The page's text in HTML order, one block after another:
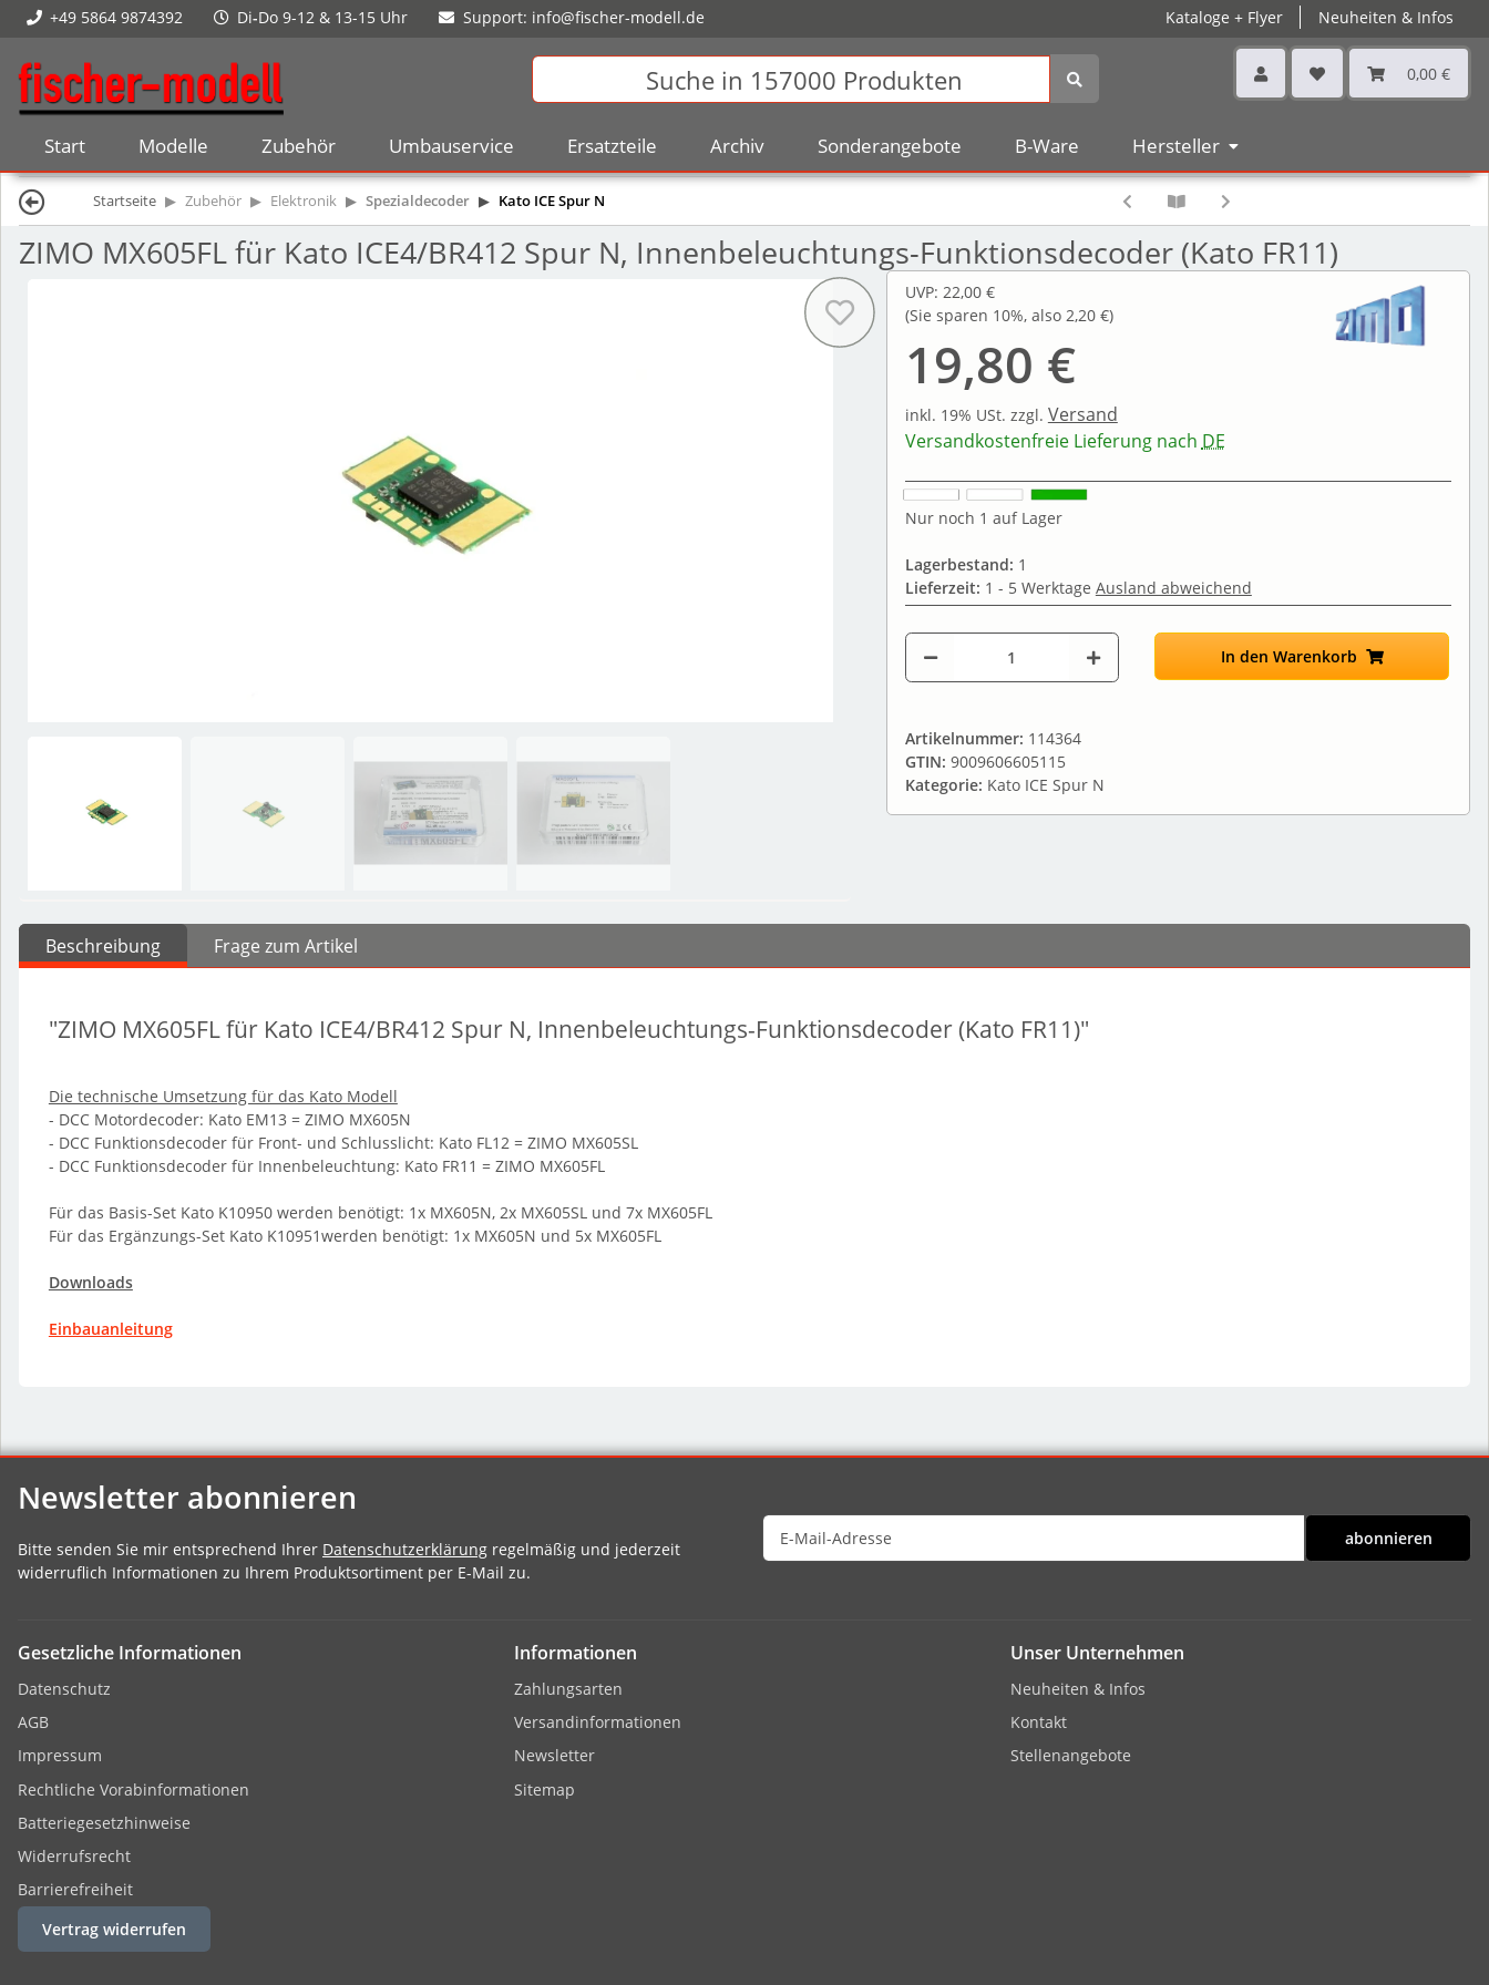
Kataloge + Flyer Neuheiten & Infos
+49 5864 9874392 Di-Do 9-12 & 13-15 Uhr Support: info@fischer-modell.de
0,00 €
Start Modelle Zubehör Umbauservice Ersatzteile Archiv Sonderangebote B-Ware Hersteller
Startseite Zubehör Elektronik Spezialdecoder Kato ICE Spur N
ZIMO MX605FL für Kato ICE4/BR412 Spur N, Innenbeleuchtungs-Funktionsdecoder (Kato FR11)
UVP: 22,00 €
(Sie sparen 10%, also 2,20 €)
19,80 €
inkl. 19% USt. zzgl. Versand
Versandkostenfreie Lieferung nach DE
Nur noch 1 auf Lager
Lagerbestand: 1
Lieferzeit: 1 - 5 Werktage Ausland abweichend
In den Warenkorb
Artikelnummer: 114364
GTIN: 9009606605115
Kategorie: Kato ICE Spur N
Beschreibung Frage zum Artikel
"ZIMO MX605FL für Kato ICE4/BR412 Spur N, Innenbeleuchtungs-Funktionsdecoder (Kato FR11)"
Die technische Umsetzung für das Kato Modell
- DCC Motordecoder: Kato EM13 = ZIMO MX605N
- DCC Funktionsdecoder für Front- und Schlusslicht: Kato FL12 = ZIMO MX605SL
- DCC Funktionsdecoder für Innenbeleuchtung: Kato FR11 = ZIMO MX605FL
Für das Basis-Set Kato K10950 werden benötigt: 1x MX605N, 2x MX605SL und 7x MX605FL
Für das Ergänzungs-Set Kato K10951werden benötigt: 1x MX605N und 5x MX605FL
Downloads
Einbauanleitung
Newsletter abonnieren
Bitte senden Sie mir entsprechend Ihrer Datenschutzerklärung regelmäßig und jederzeit
widerruflich Informationen zu Ihrem Produktsortiment per E-Mail zu.
abonnieren
Gesetzliche Informationen
Datenschutz
AGB
Impressum
Rechtliche Vorabinformationen
Batteriegesetzhinweise
Widerrufsrecht
Barrierefreiheit
Informationen
Zahlungsarten
Versandinformationen
Newsletter
Sitemap
Unser Unternehmen
Neuheiten & Infos
Kontakt
Stellenangebote
Vertrag widerrufen